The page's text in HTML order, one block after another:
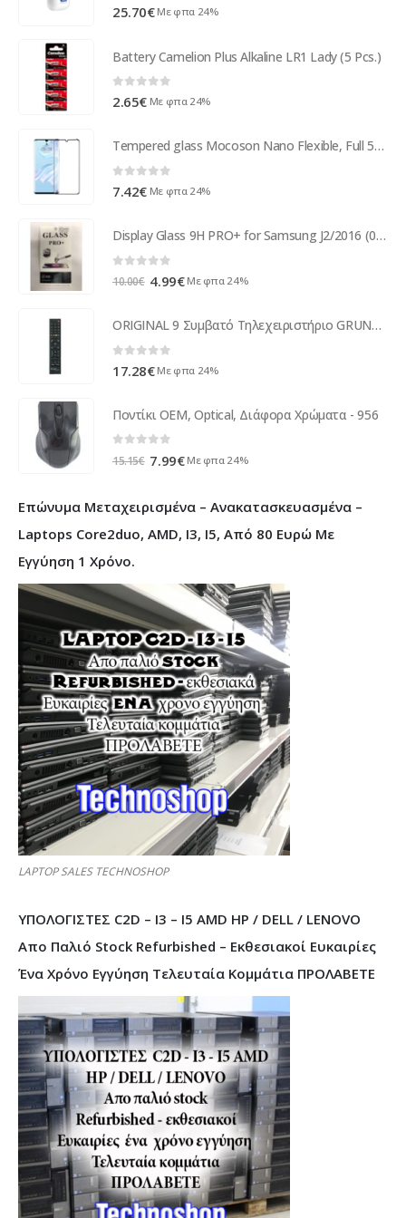
0 out of 5
25.70€ Με φπα 24%
Battery Camelion Plus Alkaline LR1 Lady (5 Pcs.)
0 out of 5
2.65€ Με φπα 24%
Tempered glass Mocoson Nano Flexible, Full 5D, For Huawei P30 Pro, 0.3mm, Black - 52545
0out of 5
7.42€ Με φπα 24%
Display Glass 9H PRO+ for Samsung J2/2016 (0.3mm/2.5D) RETAIL
0 out of 5
10.00€ Original
10.00€.
4.99€Η
είναι:
Με φπα 24%
ORIGINAL 9 Συμβατό Τηλεχειριστήριο GRUNDIG ( 30544 )
17.28€ Με φπα 24%
Ποντίκι ΟΕΜ, Optical, Διάφορα Χρώματα - 956
15.15€ Original
15.15€.
7.99€Η
είναι:
7.99€.
Με φπα 24%
Επώνυμα Μεταχειρισμένα – Ανακατασκευασμένα –
Laptops Core2duo, AMD, I3, I5, Από 80 Ευρώ Με
Εγγύηση 1 Χρόνο.
LAPTOP SALES TECHNOSHOP
ΥΠΟΛΟΓΙΣΤΕΣ C2D – I3 – I5 AMD HP / DELL / LENOVO
Απο Παλιό Stock Refurbished – Εκθεσιακοί Ευκαιρίες
Ένα Χρόνο Εγγύηση Τελευταία Κομμάτια ΠΡΟΛΑΒΕΤΕ